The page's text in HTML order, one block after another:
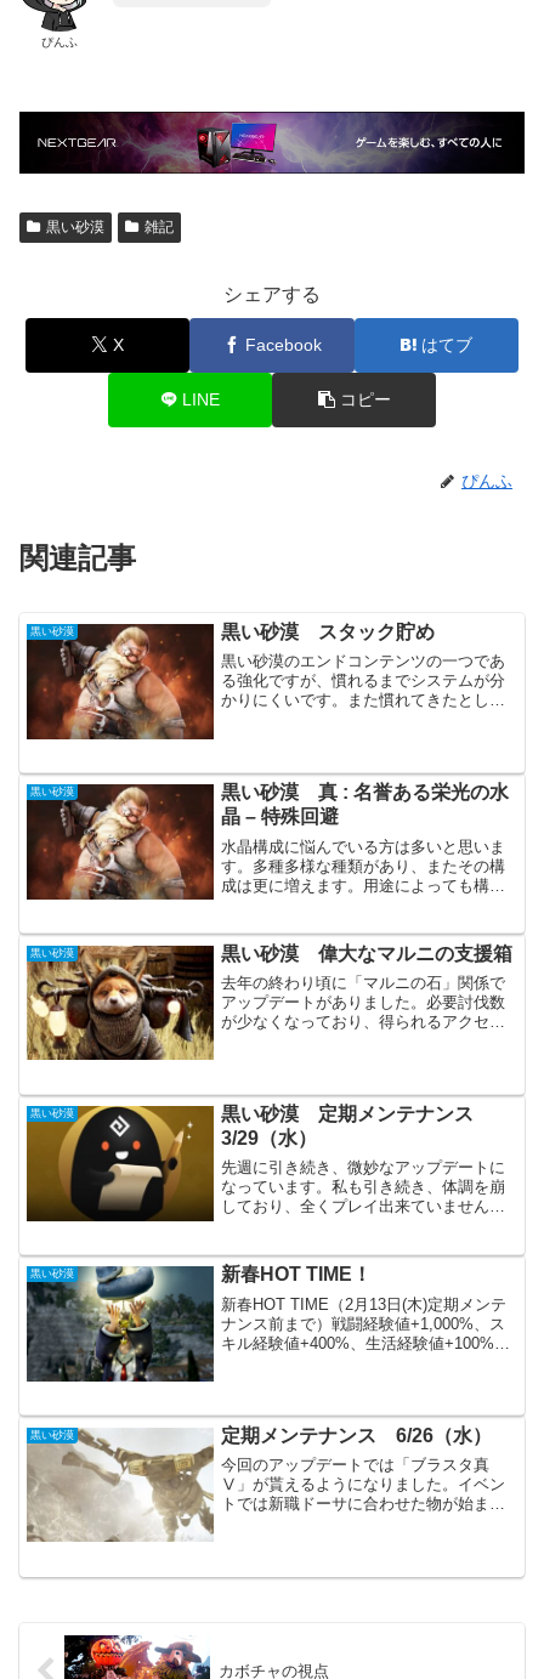
ぴんふ
黒い砂漠 雑記
シェアする
X Facebook はてブ
LINE コピー
ぴんふ
関連記事
黒い砂漠 黒い砂漠 スタック貯め
黒い砂漠のエンドコンテンツの一つであ
る強化ですが、慣れるまでシステムが分
かりにくいです。また慣れてきたとして
ください。今回紹介する方...
黒い砂漠
黒い砂漠 真 : 名誉ある栄光の水
晶 – 特殊回避
水晶構成に悩んでいる方は多いと思いま
す。多種多様な種類があり、またその構
成は更に増えます。用途によっても構成
使用していると思われるのが「真 : 名誉
ある栄光の水晶 - ...
黒い砂漠 黒い砂漠 偉大なマルニの支援箱
去年の終わり頃に「マルニの石」関係で
アップデートがありました。必要討伐数
が少なくなっており、得られるアクセサ
回はある程度「偉大なマルニ...
黒い砂漠
黒い砂漠 定期メンテナンス
3/29（水）
先週に引き続き、微妙なアップデートに
なっています。私も引き続き、体調を崩
しており、全くプレイ出来ていません。
された事以外はあまり重要な事は無さそ
うです。主要なアップデー...
黒い砂漠 新春HOT TIME！
新春HOT TIME（2月13日(木)定期メンテ
ナンス前まで）戦闘経験値+1,000%、ス
キル経験値+400%、生活経験値+100%、
黒い砂漠 定期メンテナンス 6/26（水）
今回のアップデートでは「ブラスタ真
Ⅴ」が貰えるようになりました。イベン
トでは新職ドーサに合わせた物が始まっ
器獲得真Vブラックスター...
カボチャの視点